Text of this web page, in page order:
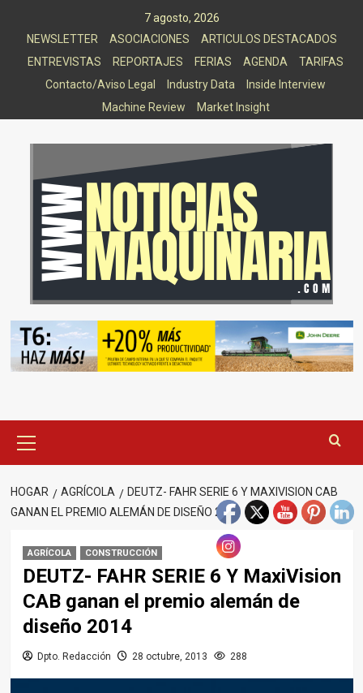
7 agosto, 2026
NEWSLETTER
ASOCIACIONES
ARTICULOS DESTACADOS
ENTREVISTAS
REPORTAJES FERIAS AGENDA
TARIFAS
Contacto/Aviso Legal
Industry Data
Inside Interview
Machine Review
Market Insight
principal
HOGAR AGRÍCOLA
DEUTZ- FAHR SERIE 6 Y MAXIVISION CAB
GANAN EL PREMIO ALEMÁN DE DISEÑO 2014
AGRÍCOLA CONSTRUCCIÓN
DEUTZ- FAHR SERIE 6 Y MaxiVision
CAB ganan el premio alemán de
diseño 2014
Dpto. Redacción 28 octubre, 2013 288